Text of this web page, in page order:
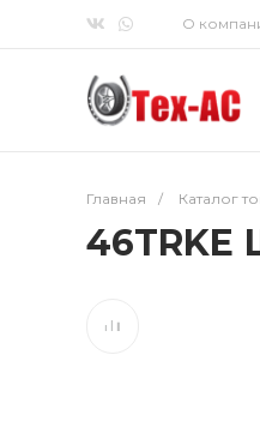
О
Главная / Каталог
46TRKE